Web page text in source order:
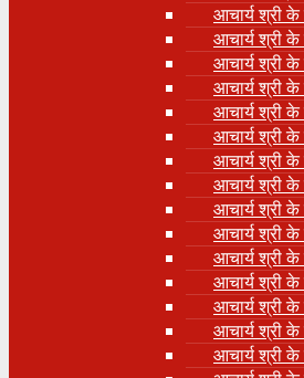
आचार्य श्री
आचार्य श्री के
आचार्य श्री के
आचार्य श्री
आचार्य श्री
आचार्य श्री के
आचार्य श्री के
आचार्य श्री
आचार्य श्री
आचार्य श्री
आचार्य श्री
आचार्य श्री के
आचार्य श्री के
आचार्य श्री
आचार्य श्री